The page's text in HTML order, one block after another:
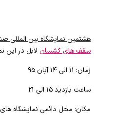
هشتمین نمایشگاه بین المللی
سقف های کشسان لابل در این
زمان: ۱۱ الی ۱۴ آبان ۹۵
ساعت بازدید ۱۵ الی ۲۱
مکان: محل دائمی نمایشگاه های